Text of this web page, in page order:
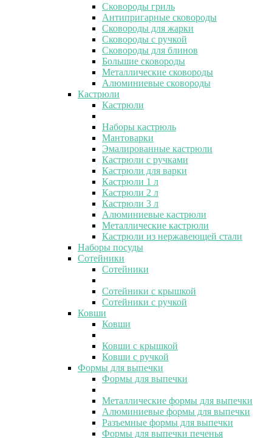
Сковороды гриль
Антипригарные сковороды
Сковороды для жарки
Сковороды с ручкой
Сковороды для блинов
Большие сковороды
Металлические сковороды
Алюминиевые сковороды
Кастрюли
Кастрюли
Наборы кастрюль
Мантоварки
Эмалированные кастрюли
Кастрюли с ручками
Кастрюли для варки
Кастрюли 1 л
Кастрюли 2 л
Кастрюли 3 л
Алюминиевые кастрюли
Металлические кастрюли
Кастрюли из нержавеющей стали
Наборы посуды
Сотейники
Сотейники
Сотейники с крышкой
Сотейники с ручкой
Ковши
Ковши
Ковши с крышкой
Ковши с ручкой
Формы для выпечки
Формы для выпечки
Металлические формы для выпечки
Алюминиевые формы для выпечки
Разъемные формы для выпечки
Формы для выпечки печенья